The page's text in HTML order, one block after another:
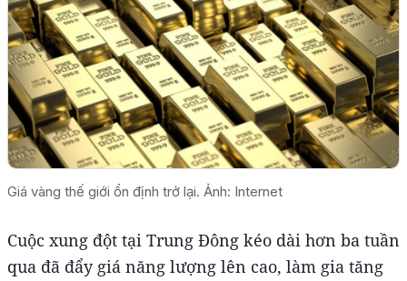
Giá vàng thế giới ổn định trở lại. Ảnh: Internet
Cuộc xung đột tại Trung Đông kéo dài hơn ba tuần
qua đã đẩy giá năng lượng lên cao, làm gia tăng